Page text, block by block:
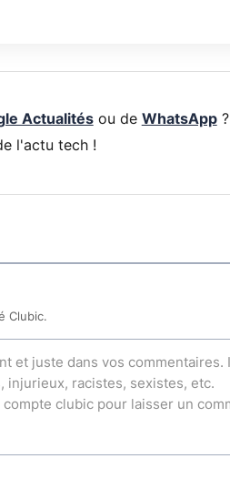
Actualitésou de WhatsApp?
l'actu tech !
Clubic.